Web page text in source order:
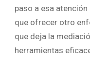
paso a esa
que ofrecer otro
que deja la
herramientas